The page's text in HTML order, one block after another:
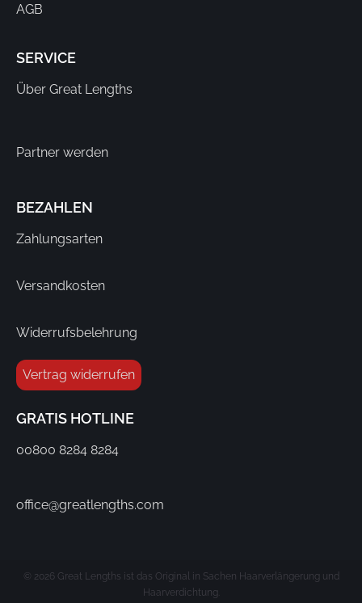
AGB
SERVICE
Über Great Lengths
Partner werden
BEZAHLEN
Zahlungsarten
Versandkosten
Widerrufsbelehrung
Vertrag widerrufen
GRATIS HOTLINE
00800 8284 8284
office@greatlengths.com
© 2026 Great Lengths ist das Original in Sachen Haarverlängerung und
Haarverdichtung.